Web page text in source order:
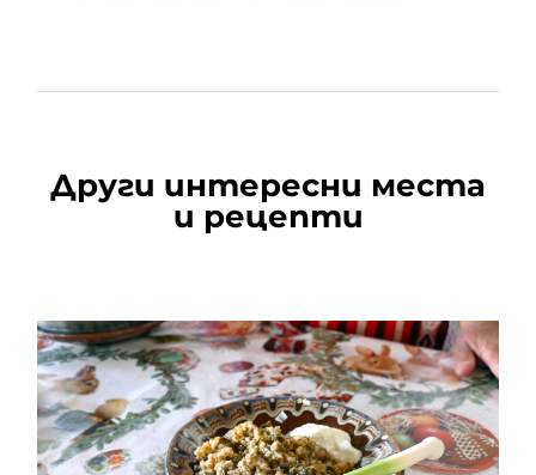
Други интересни места
и рецепти